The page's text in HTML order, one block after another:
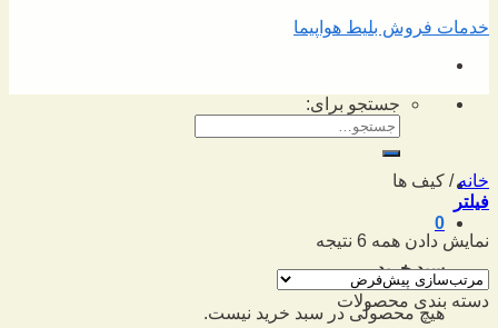
خدمات فروش بلیط هواپیما
جستجو برای:
0
سبد خرید
هیچ محصولی در سبد خرید نیست.
خانه / کیف ها
فیلتر
نمایش دادن همه 6 نتیجه
دسته بندی محصولات